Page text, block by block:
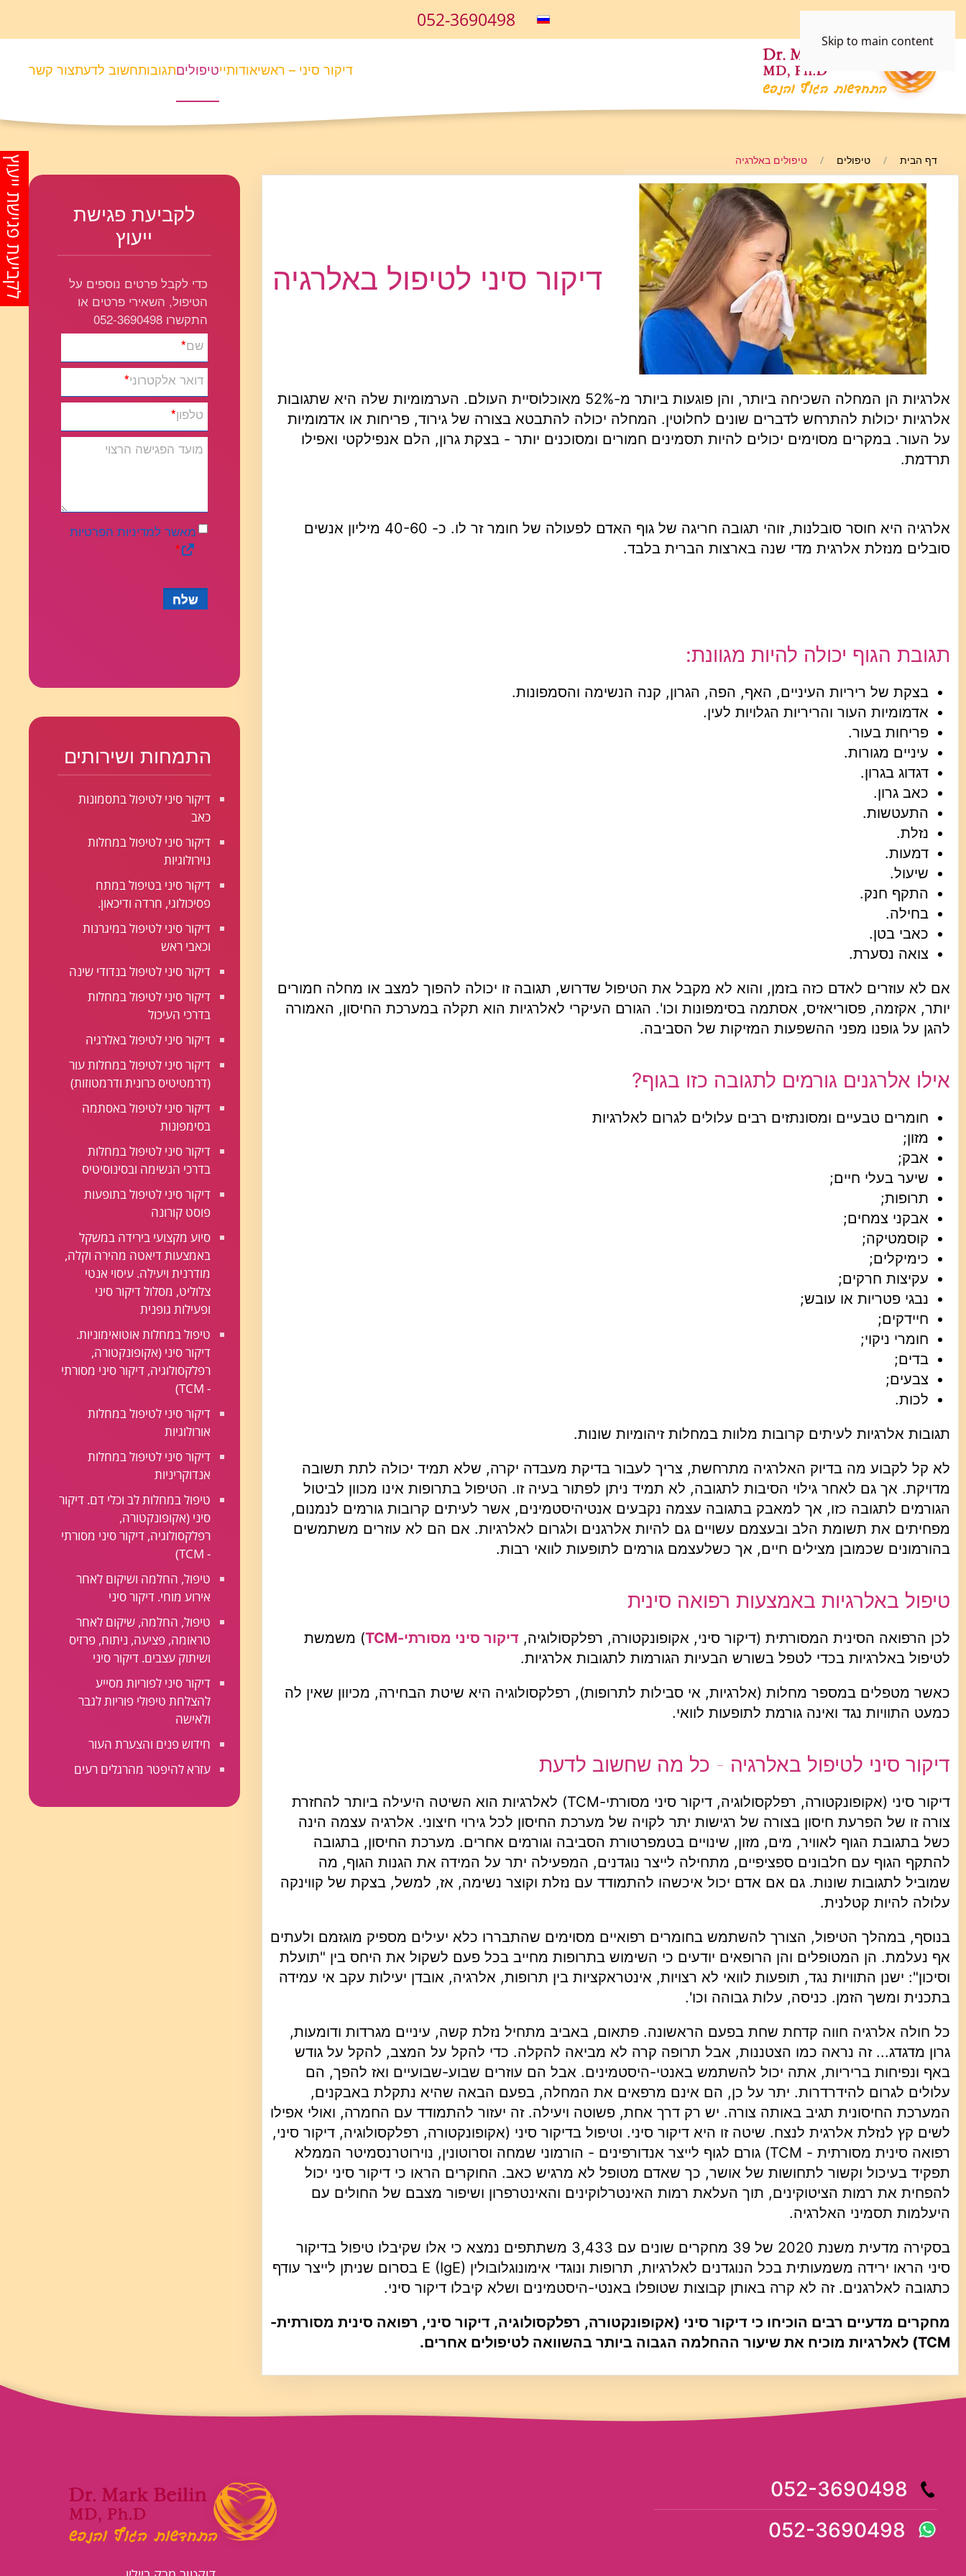
Skip to main content
052-3690498
דיקור סיני – ראשיאודותייטיפוליםתגובותחשוב לדעתצור קשר
דף הבית טיפולים טיפולים באלרגיה
דיקור סיני לטיפול באלרגיה
אלרגיות הן המחלה השכיחה ביותר, והן פוגעות ביותר מ-52% מאוכלוסיית העולם. הערמומיות שלה היא שתגובות
אלרגיות יכולות להתרחש לדברים שונים לחלוטין. המחלה יכולה להתבטא בצורה של גירוד, פריחות או אדמומיות
על העור. במקרים מסוימים יכולים להיות תסמינים חמורים ומסוכנים יותר - בצקת גרון, הלם אנפילקטי ואפילו
תרדמת.
אלרגיה היא חוסר סובלנות, זוהי תגובה חריגה של גוף האדם לפעולה של חומר זר לו. כ- 40-60 מיליון אנשים
סובלים מנזלת אלרגית מדי שנה בארצות הברית בלבד.
תגובת הגוף יכולה להיות מגוונת:
בצקת של ריריות העיניים, האף, הפה, הגרון, קנה הנשימה והסמפונות.
אדמומיות העור והריריות הגלויות לעין.
פריחות בעור.
עיניים מגורות.
דגדוג בגרון.
כאב גרון.
התעטשות.
נזלת.
דמעות.
שיעול.
התקף חנק.
בחילה.
כאבי בטן.
צואה נסערת.
אם לא עוזרים לאדם כזה בזמן, והוא לא מקבל את הטיפול שדרוש, תגובה זו יכולה להפוך למצב או מחלה חמורים
יותר, אקזמה, פסוריאזיס, אסתמה בסימפונות וכו'. הגורם העיקרי לאלרגיות הוא תקלה במערכת החיסון, האמורה
להגן על גופנו מפני ההשפעות המזיקות של הסביבה.
אילו אלרגנים גורמים לתגובה כזו בגוף?
חומרים טבעיים ומסונתזים רבים עלולים לגרום לאלרגיות
מזון;
אבק;
שיער בעלי חיים;
תרופות;
אבקני צמחים;
קוסמטיקה;
כימיקלים;
עקיצות חרקים;
נבגי פטריות או עובש;
חיידקים;
חומרי ניקוי;
בדים;
צבעים;
לכות.
תגובות אלרגיות לעיתים קרובות מלוות במחלות זיהומיות שונות.
לא קל לקבוע מה בדיוק האלרגיה מתרחשת, צריך לעבור בדיקת מעבדה יקרה, שלא תמיד יכולה לתת תשובה
מדויקת. אך גם לאחר גילוי הסיבות לתגובה, לא תמיד ניתן לפתור בעיה זו. הטיפול בתרופות אינו מכוון לביטול
הגורמים לתגובה כזו, אך למאבק בתגובה עצמה נקבעים אנטיהיסטמינים, אשר לעיתים קרובות גורמים לנמנום,
מפחיתים את תשומת הלב ובעצמם עשויים גם להיות אלרגנים ולגרום לאלרגיות. אם הם לא עוזרים משתמשים
בהורמונים שכמובן מצילים חיים, אך כשלעצמם גורמים לתופעות לוואי רבות.
טיפול באלרגיות באמצעות רפואה סינית
לכן הרפואה הסינית המסורתית (דיקור סיני, אקופונקטורה, רפלקסולוגיה, דיקור סיני מסורתי-TCM
) משמשת
לטיפול באלרגיות בכדי לטפל בשורש הבעיות הגורמות לתגובות אלרגיות.
כאשר מטפלים במספר מחלות (אלרגיות, אי סבילות לתרופות), רפלקסולוגיה היא שיטת הבחירה, מכיוון שאין לה
כמעט התוויות נגד ואינה גורמת לתופעות לוואי.
דיקור סיני לטיפול באלרגיה - כל מה שחשוב לדעת
דיקור סיני (אקופונקטורה, רפלקסולוגיה, דיקור סיני מסורתי-TCM) לאלרגיות הוא השיטה היעילה ביותר להחזרת
צורה זו של הפרעת חיסון בצורה של רגישות יתר לקויה של מערכת החיסון לכל גירוי חיצוני. אלרגיה עצמה הינה
כשל בתגובת הגוף לאוויר, מים, מזון, שינויים בטמפרטורת הסביבה וגורמים אחרים. מערכת החיסון, בתגובה
להתקף הגוף עם חלבונים ספציפיים, מתחילה לייצר נוגדנים, המפעילה יתר על המידה את הגנות הגוף, מה
שמוביל לתגובות שונות. גם אם אדם יכול איכשהו להתמודד עם נזלת וקוצר נשימה, אז, למשל, בצקת של קווינקה
עלולה להיות קטלנית.
בנוסף, במהלך הטיפול, הצורך להשתמש בחומרים רפואיים מסוימים שהתבררו כלא יעילים מספיק מוגזמם ולעתים
אף נעלמת. הן המטופלים והן הרופאים יודעים כי השימוש בתרופות מחייב בכל פעם לשקול את היחס בין "תועלת
וסיכון": ישנן התוויות נגד, תופעות לוואי לא רצויות, אינטראקציות בין תרופות, אלרגיה, אובדן יעילות עקב אי עמידה
בתכנית ומשך הזמן. כניסה, עלות גבוהה וכו'.
כל חולה אלרגיה חווה קדחת שחת בפעם הראשונה. פתאום, באביב מתחיל נזלת קשה, עיניים מגרדות ודומעות,
גרון מדגדג... זה נראה כמו הצטננות, אבל תרופה קרה לא מביאה להקלה. כדי להקל על המצב, להקל על גודש
באף ונפיחות בריריות, אתה יכול להשתמש באנטי-היסטמינים. אבל הם עוזרים שבוע-שבועיים ואז להפך, הם
עלולים לגרום להידרדרות. יתר על כן, הם אינם מרפאים את המחלה, בפעם הבאה שהיא נתקלת באבקנים,
המערכת החיסונית תגיב באותה צורה. יש רק דרך אחת, פשוטה ויעילה. זה יעזור להתמודד עם החמרה, ואולי אפילו
לשים קץ לנזלת אלרגית לנצח. שיטה זו היא דיקור סיני. וטיפול בדיקור סיני (אקופונקטורה, רפלקסולוגיה, דיקור סיני,
רפואה סינית מסורתית - TCM) גורם לגוף לייצר אנדורפינים - הורמוני שמחה וסרוטונין, נוירוטרנסמיטר הממלא
תפקיד בעיכול וקשור לתחושות של אושר, כך שאדם מטופל לא מרגיש כאב. החוקרים הראו כי דיקור סיני יכול
להפחית את רמות הציטוקינים, תוך העלאת רמות האינטרלוקינים והאינטרפרון ושיפור מצבם של החולים עם
היעלמות תסמיני האלרגיה.
בסקירה מדעית משנת 2020 של 39 מחקרים שונים עם 3,433 משתתפים נמצא כי אלו שקיבלו טיפול בדיקור
סיני הראו ירידה משמעותית בכל הנוגדנים לאלרגיות, תרופות ונוגדי אימונוגלובולין E (IgE) בסרום שניתן לייצר עודף
כתגובה לאלרגנים. זה לא קרה באותן קבוצות שטופלו באנטי-היסטמינים ושלא קיבלו דיקור סיני.
מחקרים מדעיים רבים הוכיחו כי דיקור סיני (אקופונקטורה, רפלקסולוגיה, דיקור סיני, רפואה סינית מסורתית-
TCM) לאלרגיות מוכיח את שיעור ההחלמה הגבוה ביותר בהשוואה לטיפולים אחרים.
לקביעת פגישת
ייעוץ
כדי לקבל פרטים נוספים על
הטיפול, השאירי פרטים או
התקשרו 052-3690498
שם*
דואר אלקטרוני*
טלפון*
מועד הפגישה הרצוי
מאשר למדיניות הפרטיות
*
שלח
התמחות ושירותים
דיקור סיני לטיפול בתסמונות
כאב
דיקור סיני לטיפול במחלות
נוירולוגיות
דיקור סיני בטיפול במתח
פסיכולוגי, חרדה ודיכאון.
דיקור סיני לטיפול במיגרנות
וכאבי ראש
דיקור סיני לטיפול בנדודי שינה
דיקור סיני לטיפול במחלות
בדרכי העיכול
דיקור סיני לטיפול באלרגיה
דיקור סיני לטיפול במחלות עור
(דרמטיטיס כרונית ודרמטוזות)
דיקור סיני לטיפול באסתמה
בסימפונות
דיקור סיני לטיפול במחלות
בדרכי הנשימה ובסינוסיטיס
דיקור סיני לטיפול בתופעות
פוסט קורונה
סיוע מקצועי בירידה במשקל
באמצעות דיאטה מהירה וקלה,
מודרנית ויעילה. עיסוי אנטי
צלוליט, מסלול דיקור סיני
ופעילות גופנית
טיפול במחלות אוטואימוניות.
דיקור סיני (אקופונקטורה,
רפלקסולוגיה, דיקור סיני מסורתי
- TCM)
דיקור סיני לטיפול במחלות
אורולוגיות
דיקור סיני לטיפול במחלות
אנדוקריניות
טיפול במחלות לב וכלי דם. דיקור
סיני (אקופונקטורה,
רפלקסולוגיה, דיקור סיני מסורתי
- TCM)
טיפול, החלמה ושיקום לאחר
אירוע מוחי. דיקור סיני
טיפול, החלמה, שיקום לאחר
טראומה, פציעה, ניתוח, פרזיס
ושיתוק עצבים. דיקור סיני
דיקור סיני לפוריות מסייע
להצלחת טיפולי פוריות לגבר
ולאישה
חידוש פנים והצערת העור
עזרא להיפטר מהרגלים רעים
052-3690498
052-3690498
לקביעת פגישת ייעוץ